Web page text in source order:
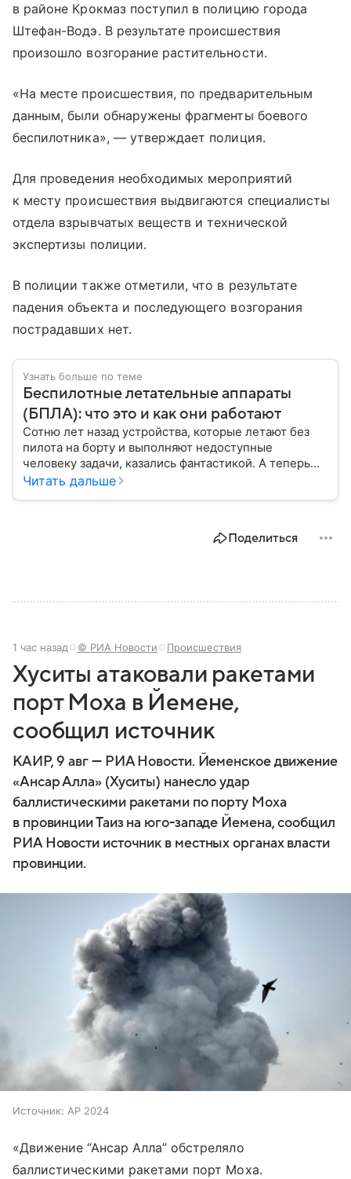
в районе Крокмаз поступил в полицию города
Штефан-Водэ. В результате происшествия
произошло возгорание растительности.
«На месте происшествия, по предварительным
данным, были обнаружены фрагменты боевого
беспилотника», — утверждает полиция.
Для проведения необходимых мероприятий
к месту происшествия выдвигаются специалисты
отдела взрывчатых веществ и технической
экспертизы полиции.
В полиции также отметили, что в результате
падения объекта и последующего возгорания
пострадавших нет.
Узнать больше по теме
Беспилотные летательные аппараты
(БПЛА): что это и как они работают
Сотню лет назад устройства, которые летают без
пилота на борту и выполняют недоступные
человеку задачи, казались фантастикой. А теперь
они стали реальностью: собрали главное о
Читать дальше
Поделиться
1 час назад © РИА Новости Происшествия
Хуситы атаковали ракетами
порт Моха в Йемене,
сообщил источник
КАИР, 9 авг — РИА Новости. Йеменское движение
«Ансар Алла» (Хуситы) нанесло удар
баллистическими ракетами по порту Моха
в провинции Таиз на юго-западе Йемена, сообщил
РИА Новости источник в местных органах власти
провинции.
Источник: AP 2024
«Движение “Ансар Алла” обстреляло
баллистическими ракетами порт Моха.